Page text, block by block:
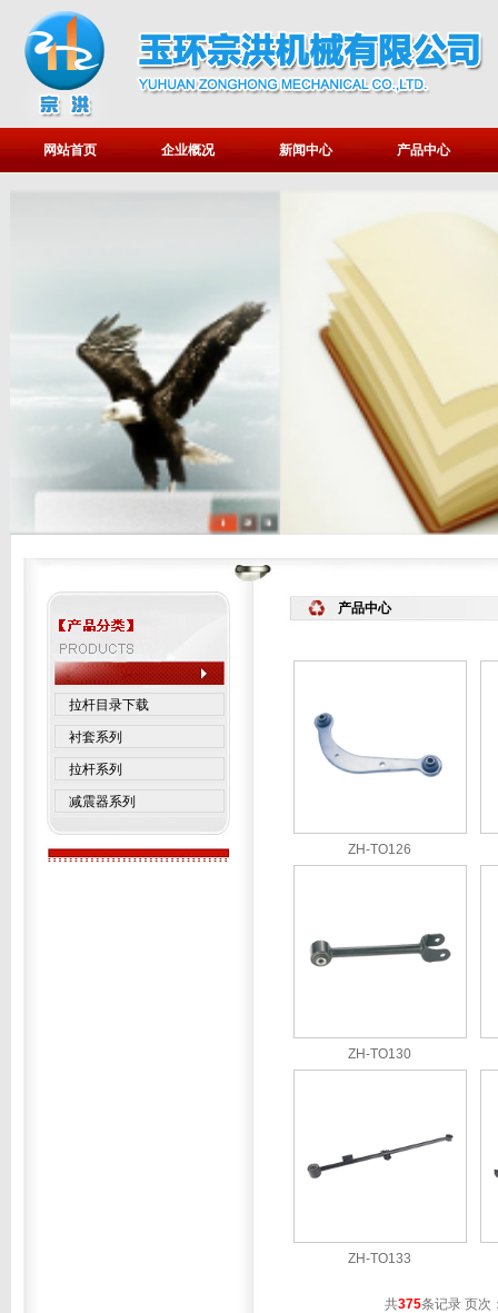
网站首页 企业概况 新闻中心 产品中心
拉杆目录下载
衬套系列
拉杆系列
减震器系列
产品中心
ZH-TO126
ZH-TO130
ZH-TO133
共375条记录 页次